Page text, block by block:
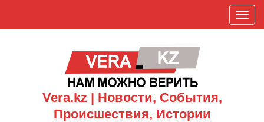
П
о
Vera.kz | Новости, События,
Происшествия, Истории